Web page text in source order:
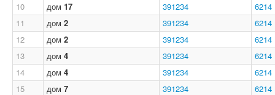
10
дом 17 391234
6214
11
дом 2 391234
6214
12
дом 2 391234
6214
13
дом 4 391234
6214
14
дом 4 391234
6214
15
дом 7 391234
6214